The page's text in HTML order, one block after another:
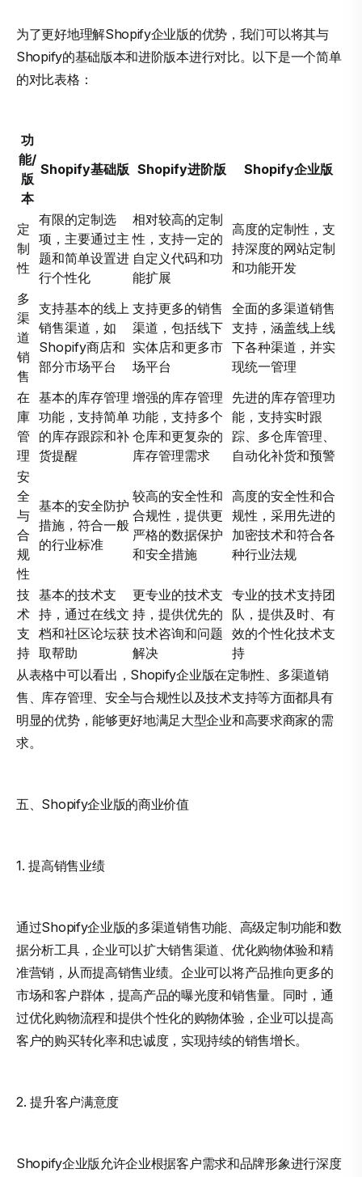
为了更好地理解Shopify企业版的优势，我们可以将其与
Shopify的基础版本和进阶版本进行对比。以下是一个简单
的对比表格：
功
能/
版
本
Shopify基础版 Shopify进阶版 Shopify企业版
定
制
性
有限的定制选
项，主要通过主
题和简单设置进
行个性化
相对较高的定制
性，支持一定的
自定义代码和功
能扩展
高度的定制性，支
持深度的网站定制
和功能开发
多
渠
道
销
售
支持基本的线上
销售渠道，如
Shopify商店和
部分市场平台
支持更多的销售
渠道，包括线下
实体店和更多市
场平台
全面的多渠道销售
支持，涵盖线上线
下各种渠道，并实
现统一管理
在
庫
管
理
基本的库存管理
功能，支持简单
的库存跟踪和补
货提醒
增强的库存管理
功能，支持多个
仓库和更复杂的
库存管理需求
先进的库存管理功
能，支持实时跟
踪、多仓库管理、
自动化补货和预警
安
全
与
合
规
性
基本的安全防护
措施，符合一般
的行业标准
较高的安全性和
合规性，提供更
严格的数据保护
和安全措施
高度的安全性和合
规性，采用先进的
加密技术和符合各
种行业法规
技
术
支
持
基本的技术支
持，通过在线文
档和社区论坛获
取帮助
更专业的技术支
持，提供优先的
技术咨询和问题
解决
专业的技术支持团
队，提供及时、有
效的个性化技术支
持
从表格中可以看出，Shopify企业版在定制性、多渠道销
售、库存管理、安全与合规性以及技术支持等方面都具有
明显的优势，能够更好地满足大型企业和高要求商家的需
求。
五、Shopify企业版的商业价值
1. 提高销售业绩
通过Shopify企业版的多渠道销售功能、高级定制功能和数
据分析工具，企业可以扩大销售渠道、优化购物体验和精
准营销，从而提高销售业绩。企业可以将产品推向更多的
市场和客户群体，提高产品的曝光度和销售量。同时，通
过优化购物流程和提供个性化的购物体验，企业可以提高
客户的购买转化率和忠诚度，实现持续的销售增长。
2. 提升客户满意度
Shopify企业版允许企业根据客户需求和品牌形象进行深度